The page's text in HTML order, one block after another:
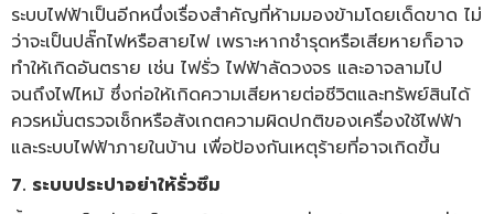
ระบบไฟฟ้าเป็นอีกหนึ่งเรื่องสำคัญที่ห้ามมองข้ามโดยเด็ดขาด ไม่
ว่าจะเป็นปลั๊กไฟหรือสายไฟ เพราะหากชำรุดหรือเสียหายก็อาจ
ทำให้เกิดอันตราย เช่น ไฟรั่ว ไฟฟ้าลัดวงจร และอาจลามไป
จนถึงไฟไหม้ ซึ่งก่อให้เกิดความเสียหายต่อชีวิตและทรัพย์สินได้
ควรหมั่นตรวจเช็กหรือสังเกตความผิดปกติของเครื่องใช้ไฟฟ้า
และระบบไฟฟ้าภายในบ้าน เพื่อป้องกันเหตุร้ายที่อาจเกิดขึ้น
7. ระบบประปาอย่าให้รั่วซึม